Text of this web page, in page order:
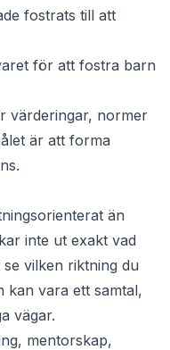
fostrats till att
för att fostra barn
värderingar, normer
är att forma
än
inte ut exakt vad
vilken riktning du
kan vara ett samtal,
vägar.
mentorskap,